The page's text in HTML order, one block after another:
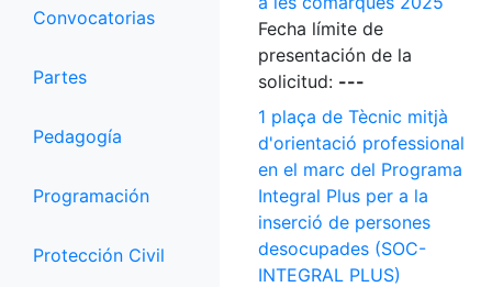
Convocatorias
Partes
Pedagogía
Programación
Protección Civil
Fecha límite de
presentación de la
solicitud: ---
1 plaça de Tècnic mitjà
d'orientació professional
en el marc del Programa
Integral Plus per a la
inserció de persones
desocupades (SOC-
INTEGRAL PLUS)